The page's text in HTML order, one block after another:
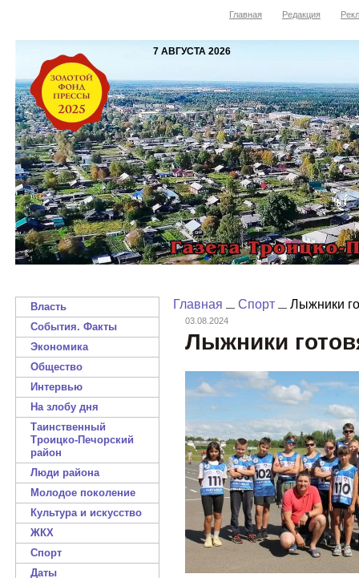
Главная Редакция
7 АВГУСТА 2026
Власть
События. Факты
Экономика
Общество
Интервью
На злобу дня
Таинственный
Троицко-Печорский
район
Люди района
Молодое поколение
Культура и искусство
ЖКХ
Спорт
Даты
Главная Спорт Лыжники
03.08.2024
Лыжники